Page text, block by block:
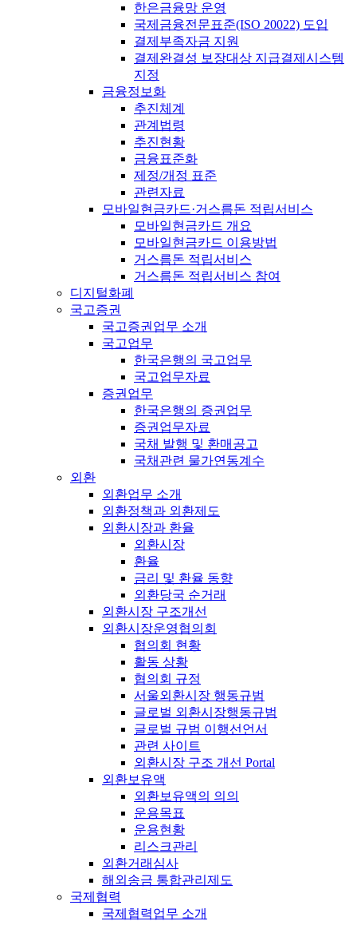
한은금융망 운영
국제금융전문표준(ISO 20022) 도입
결제부족자금 지원
결제완결성 보장대상 지급결제시스템
지정
금융정보화
추진체계
관계법령
추진현황
금융표준화
제정/개정 표준
관련자료
모바일현금카드·거스름돈 적립서비스
모바일현금카드 개요
모바일현금카드 이용방법
거스름돈 적립서비스
거스름돈 적립서비스 참여
디지털화폐
국고증권
국고증권업무 소개
국고업무
한국은행의 국고업무
국고업무자료
증권업무
한국은행의 증권업무
증권업무자료
국채 발행 및 환매공고
국채관련 물가연동계수
외환
외환업무 소개
외환정책과 외환제도
외환시장과 환율
외환시장
환율
금리 및 환율 동향
외환당국 순거래
외환시장 구조개선
외환시장운영협의회
협의회 현황
활동 상황
협의회 규정
서울외환시장 행동규범
글로벌 외환시장행동규범
글로벌 규범 이행선언서
관련 사이트
외환시장 구조 개선 Portal
외환보유액
외환보유액의 의의
운용목표
운용현황
리스크관리
외환거래심사
해외송금 통합관리제도
국제협력
국제협력업무 소개